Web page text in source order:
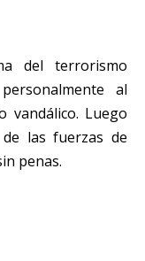
del terrorismo
al
vandálico. Luego
las fuerzas de
penas.